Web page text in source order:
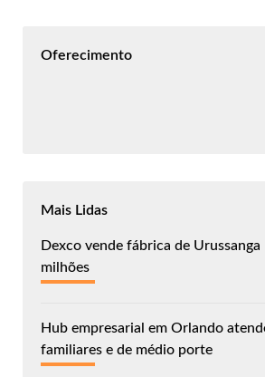
Oferecimento
Mais Lidas
Dexco vende fábrica de
milhões
Hub empresarial em Orlando
familiares e de médio porte